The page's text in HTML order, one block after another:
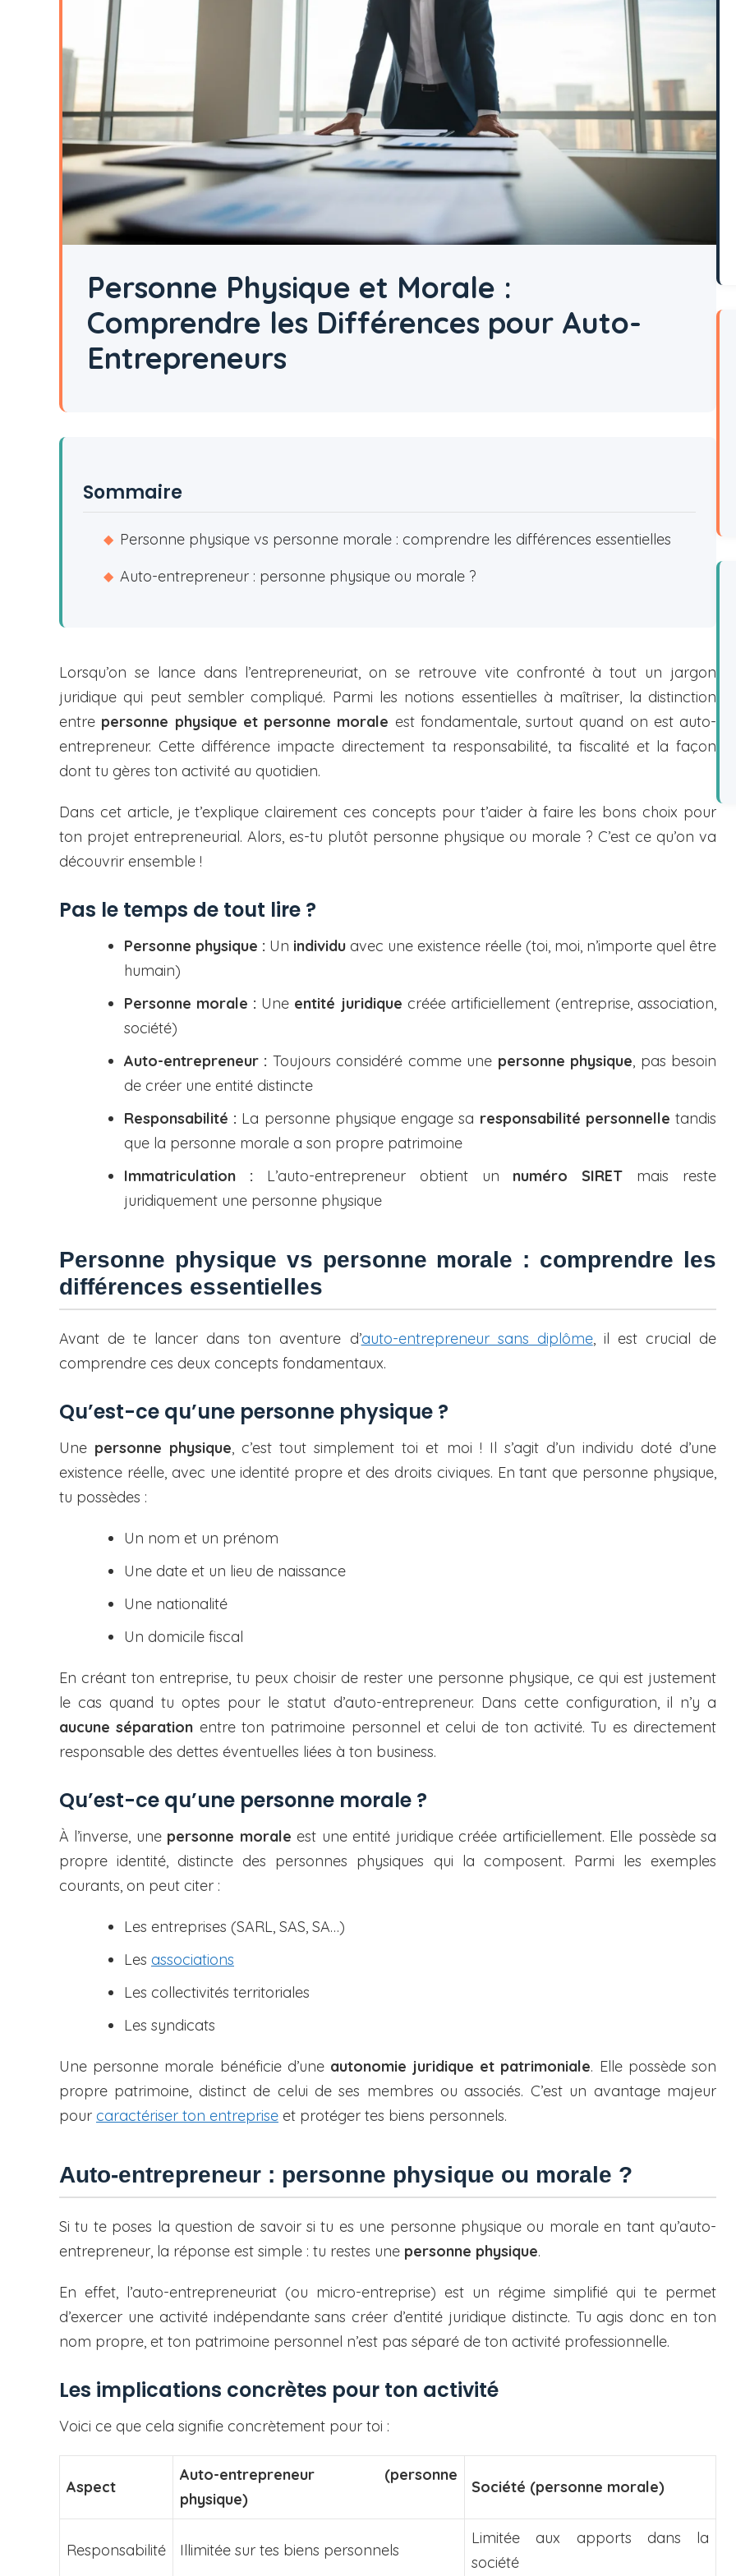
Personne Physique et Morale :
Comprendre les Différences pour Auto-
Entrepreneurs
Sommaire
◆ Personne physique vs personne morale : comprendre les différences essentielles
◆ Auto-entrepreneur : personne physique ou morale ?
Lorsqu’on se lance dans l’entrepreneuriat, on se retrouve vite confronté à tout un jargon
juridique qui peut sembler compliqué. Parmi les notions essentielles à maîtriser, la distinction
entre personne physique et personne morale est fondamentale, surtout quand on est auto-
entrepreneur. Cette différence impacte directement ta responsabilité, ta fiscalité et la façon
dont tu gères ton activité au quotidien.
Dans cet article, je t’explique clairement ces concepts pour t’aider à faire les bons choix pour
ton projet entrepreneurial. Alors, es-tu plutôt personne physique ou morale ? C’est ce qu’on va
découvrir ensemble !
Pas le temps de tout lire ?
Personne physique : Un individu avec une existence réelle (toi, moi, n’importe quel être
humain)
Personne morale : Une entité juridique créée artificiellement (entreprise, association,
société)
Auto-entrepreneur : Toujours considéré comme une personne physique, pas besoin
de créer une entité distincte
Responsabilité : La personne physique engage sa responsabilité personnelle tandis
que la personne morale a son propre patrimoine
Immatriculation : L’auto-entrepreneur obtient un numéro SIRET mais reste
juridiquement une personne physique
Personne physique vs personne morale : comprendre les
différences essentielles
Avant de te lancer dans ton aventure d’auto-entrepreneur sans diplôme, il est crucial de
comprendre ces deux concepts fondamentaux.
Qu’est-ce qu’une personne physique ?
Une personne physique, c’est tout simplement toi et moi ! Il s’agit d’un individu doté d’une
existence réelle, avec une identité propre et des droits civiques. En tant que personne physique,
tu possèdes :
Un nom et un prénom
Une date et un lieu de naissance
Une nationalité
Un domicile fiscal
En créant ton entreprise, tu peux choisir de rester une personne physique, ce qui est justement
le cas quand tu optes pour le statut d’auto-entrepreneur. Dans cette configuration, il n’y a
aucune séparation entre ton patrimoine personnel et celui de ton activité. Tu es directement
responsable des dettes éventuelles liées à ton business.
Qu’est-ce qu’une personne morale ?
À l’inverse, une personne morale est une entité juridique créée artificiellement. Elle possède sa
propre identité, distincte des personnes physiques qui la composent. Parmi les exemples
courants, on peut citer :
Les entreprises (SARL, SAS, SA…)
Les associations
Les collectivités territoriales
Les syndicats
Une personne morale bénéficie d’une autonomie juridique et patrimoniale. Elle possède son
propre patrimoine, distinct de celui de ses membres ou associés. C’est un avantage majeur
pour caractériser ton entreprise et protéger tes biens personnels.
Auto-entrepreneur : personne physique ou morale ?
Si tu te poses la question de savoir si tu es une personne physique ou morale en tant qu’auto-
entrepreneur, la réponse est simple : tu restes une personne physique.
En effet, l’auto-entrepreneuriat (ou micro-entreprise) est un régime simplifié qui te permet
d’exercer une activité indépendante sans créer d’entité juridique distincte. Tu agis donc en ton
nom propre, et ton patrimoine personnel n’est pas séparé de ton activité professionnelle.
Les implications concrètes pour ton activité
Voici ce que cela signifie concrètement pour toi :
Aspect
Auto-entrepreneur (personne
physique)
Société (personne morale)
Responsabilité Illimitée sur tes biens personnels
Limitée aux apports dans la
société